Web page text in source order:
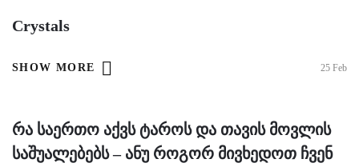
Crystals
SHOW MORE 25 Feb
Რა Საერთო Აქვს Ტაროს Და Თავის Მოვლის
Საშუალებებს – Ანუ Როგორ Მივხედოთ Ჩვენ